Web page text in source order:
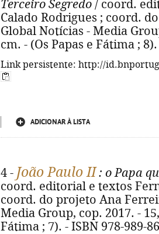
Terceiro Segredo / coord.
Calado Rodrigues ; coord.
Global Notícias - Media
cm. - (Os Papas e Fátima ;
Link persistente: http://
ADICIONAR À LISTA
4 - João Paulo II : o Papa
coord. editorial e textos
coord. do projeto Ana
Media Group, cop. 2017. -
Fátima ; 7). - ISBN 978-989-